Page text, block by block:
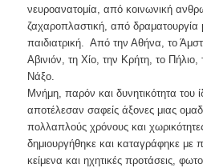
νευροανατομία, από κοινωνική
ζαχαροπλαστική, από δραματουργία
παιδιατρική. Από την Αθήνα, το
Αβινιόν, τη Χίο, την Κρήτη, το
Νάξο.
Μνήμη, παρόν και δυνητικότητα του
αποτέλεσαν σαφείς άξονες μιας
πολλαπλούς χρόνους και
δημιουργήθηκε και καταγράφηκε με
κείμενα και ηχητικές προτάσεις,